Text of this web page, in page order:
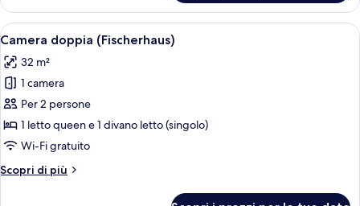
doppia
(Sabrina)
Apri
tutte
le
foto
per
Camera
doppia
Una camera d'albergo con un letto,
17
Camera doppia (Fischerhaus)
32 m²
1 camera
Per 2 persone
1 letto queen e 1 divano letto (singolo)
Wi-Fi gratuito
Scopri di più
Altri